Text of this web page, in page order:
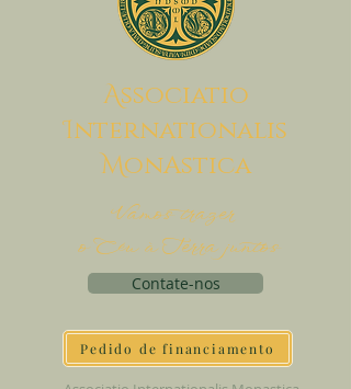
Associatio
Internationalis
MonAstica
Vamos trazer
o Céu à Terra juntos
Contate-nos
Pedido de financiamento